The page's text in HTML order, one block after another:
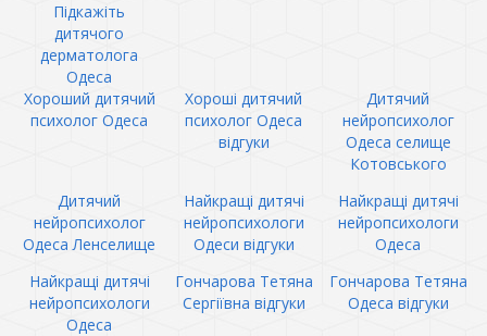
Підкажіть
дитячого
дерматолога
Одеса
Хороший дитячий
психолог Одеса
Хороші дитячий
психолог Одеса
відгуки
Дитячий
нейропсихолог
Одеса селище
Котовського
Дитячий
нейропсихолог
Одеса Ленселище
Найкращі дитячі
нейропсихологи
Одеси відгуки
Найкращі дитячі
нейропсихологи
Одеса
Найкращі дитячі
нейропсихологи
Одеса
Гончарова Тетяна
Сергіївна відгуки
Гончарова Тетяна
Одеса відгуки